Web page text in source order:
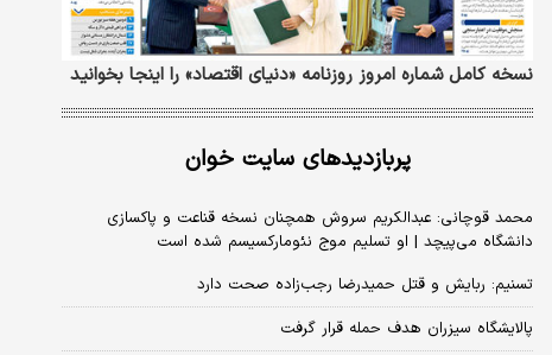
نسخه کامل شماره امروز روزنامه «دنیای‌ اقتصاد» را اینجا بخوانید
پربازدیدهای سایت خوان
محمد قوچانی: عبدالکریم سروش همچنان نسخه قناعت و پاکسازی
دانشگاه می‌پیچد | او تسلیم موج نئومارکسیسم شده است
تسنیم: ربایش و قتل حمیدرضا رجب‌زاده صحت دارد
پالایشگاه سیزران هدف حمله قرار گرفت